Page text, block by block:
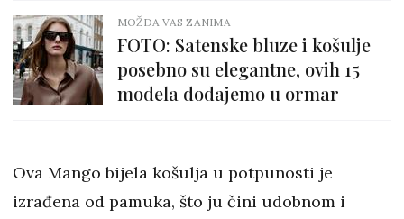
MOŽDA VAS ZANIMA
FOTO: Satenske bluze i košulje
posebno su elegantne, ovih 15
modela dodajemo u ormar
Ova Mango bijela košulja u potpunosti je
izrađena od pamuka, što ju čini udobnom i